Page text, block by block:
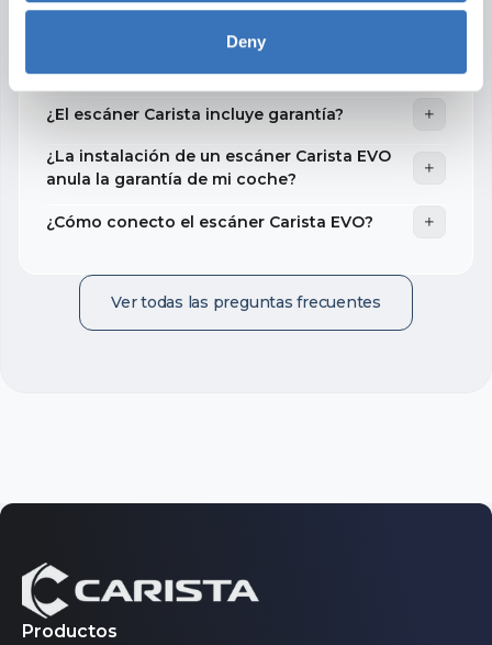
Deny
Carista, y cómo se protege la información
de mi vehículo?
¿El escáner Carista incluye garantía?
¿La instalación de un escáner Carista EVO
anula la garantía de mi coche?
¿Cómo conecto el escáner Carista EVO?
Ver todas las preguntas frecuentes
Productos